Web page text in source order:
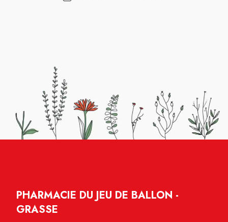
PHARMACIE DU JEU DE BALLON -
GRASSE